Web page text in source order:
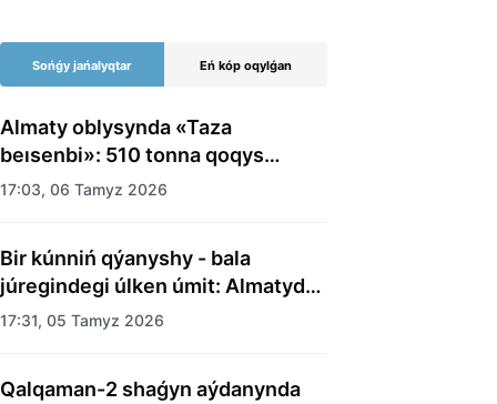
Sońǵy jańalyqtar Eń kóp oqylǵan
Almaty oblysynda «Taza
beısenbi»: 510 tonna qoqys
shyǵaryldy
17:03, 06 Tamyz 2026
Bir kúnniń qýanyshy - bala
júregindegi úlken úmit: Almatyda
balalar úıiniń tárbıelenýshilerine
17:31, 05 Tamyz 2026
Qalqaman-2 shaǵyn aýdanynda